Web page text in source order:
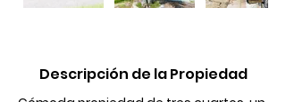
Descripción de la Propiedad